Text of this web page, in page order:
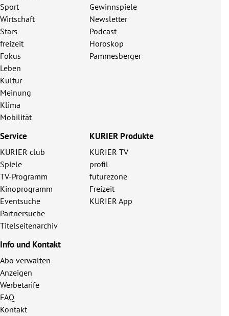
Sport
Wirtschaft
Stars
freizeit
Fokus
Leben
Kultur
Meinung
Klima
Mobilität
Gewinnspiele
Newsletter
Podcast
Horoskop
Pammesberger
Service
KURIER club
Spiele
TV-Programm
Kinoprogramm
Eventsuche
Partnersuche
Titelseitenarchiv
KURIER Produkte
KURIER TV
profil
futurezone
Freizeit
KURIER App
Info und Kontakt
Abo verwalten
Anzeigen
Werbetarife
FAQ
Kontakt